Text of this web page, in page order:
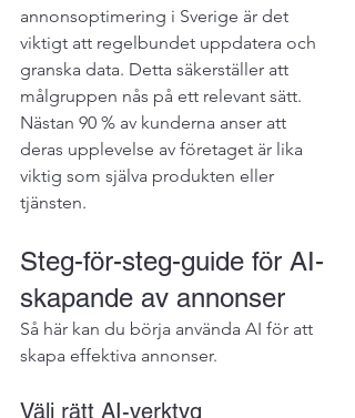
annonsoptimering i Sverige är det
viktigt att regelbundet uppdatera och
granska data. Detta säkerställer att
målgruppen nås på ett relevant sätt.
Nästan 90 % av kunderna anser att
deras upplevelse av företaget är lika
viktig som själva produkten eller
tjänsten.
Steg-för-steg-guide för AI-
skapande av annonser
Så här kan du börja använda AI för att
skapa effektiva annonser.
Välj rätt AI-verktyg